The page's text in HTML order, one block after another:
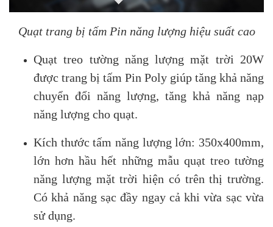
Quạt trang bị tấm Pin năng lượng hiệu suất cao
Quạt treo tường năng lượng mặt trời 20W
được trang bị tấm Pin Poly giúp tăng khả năng
chuyển đổi năng lượng, tăng khả năng nạp
năng lượng cho quạt.
Kích thước tấm năng lượng lớn: 350x400mm,
lớn hơn hầu hết những mẫu quạt treo tường
năng lượng mặt trời hiện có trên thị trường.
Có khả năng sạc đầy ngay cả khi vừa sạc vừa
sử dụng.